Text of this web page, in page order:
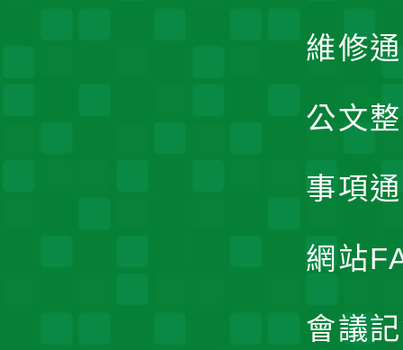
維修
公文
事項
網站
會議